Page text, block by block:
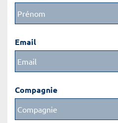
Email
Compagnie